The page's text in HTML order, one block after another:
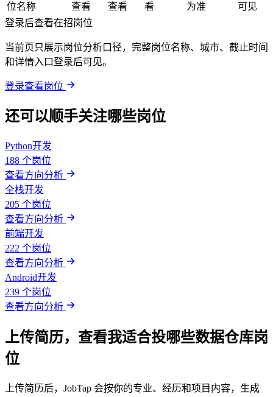
位名称
查看
查看
看
为准
可见
登录后查看在招岗位
当前页只展示岗位分析口径，完整岗位名称、城市、截止时间
和详情入口登录后可见。
登录查看岗位
还可以顺手关注哪些岗位
Python开发
188 个岗位
查看方向分析
全栈开发
205 个岗位
查看方向分析
前端开发
222 个岗位
查看方向分析
Android开发
239 个岗位
查看方向分析
上传简历，查看我适合投哪些数据仓库岗
位
上传简历后，JobTap 会按你的专业、经历和项目内容，生成